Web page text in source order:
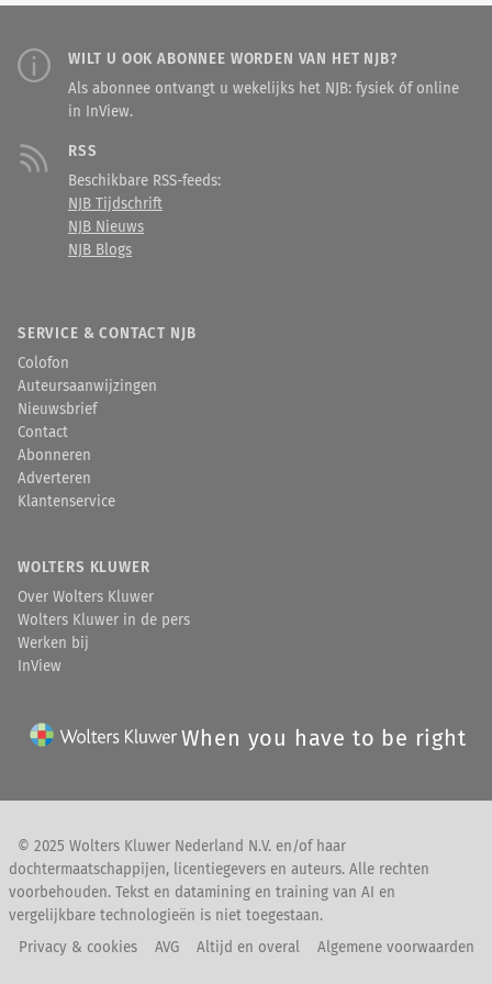
deze context tot elkaar verhouden?
[verder lezen inInV iew]
[verder lezen inInView]
parlementaire stelsel en draagt bij
parlement en regering. Beperking
ervan kan leiden tot een
verzwakking van de parlementaire
WILT U OOK ABONNEE WORDEN VAN HET NJB?
Als abonnee ontvangt u wekelijks het NJB: fysiek óf online
in InView.
RSS
Beschikbare RSS-feeds:
NJB Tijdschrift
NJB Nieuws
NJB Blogs
SERVICE & CONTACT NJB
Colofon
Auteursaanwijzingen
Nieuwsbrief
Contact
Abonneren
Adverteren
Klantenservice
WOLTERS KLUWER
Over Wolters Kluwer
Wolters Kluwer in de pers
Werken bij
InView
When you have to be right
© 2025 Wolters Kluwer Nederland N.V. en/of haar
dochtermaatschappijen, licentiegevers en auteurs. Alle rechten
voorbehouden. Tekst en datamining en training van AI en
vergelijkbare technologieën is niet toegestaan.
Privacy & cookies
AVG Altijd en overal Algemene voorwaarden